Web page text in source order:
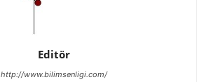
Editör
http://www.bilimsenligi.com/